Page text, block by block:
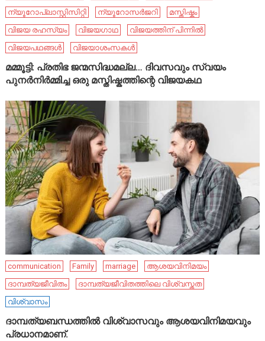
ന്യൂറോപ്ലാസ്റ്റിസിറ്റി
ന്യൂറോസർജറി
മസ്തിഷ്കം
വിജയ രഹസ്യം
വിജയഗാഥ
വിജയത്തിന് പിന്നിൽ
വിജയപഥങ്ങൾ
വിജയാശംസകൾ
മമ്മൂട്ടി: പ്രതിഭ ജന്മസിദ്ധമല്ല… ദിവസവും സ്വയം
പുനർനിർമ്മിച്ച ഒരു മസ്തിഷ്കത്തിന്റെ വിജയകഥ
communication Family marriage
ആശയവിനിമയം
ദാമ്പത്യജീവിതം
ദാമ്പത്യജീവിതത്തിലെ വിശ്വസ്തത
വിശ്വാസം
ദാമ്പത്യബന്ധത്തിൽ വിശ്വാസവും ആശയവിനിമയവും
പ്രധാനമാണ്.